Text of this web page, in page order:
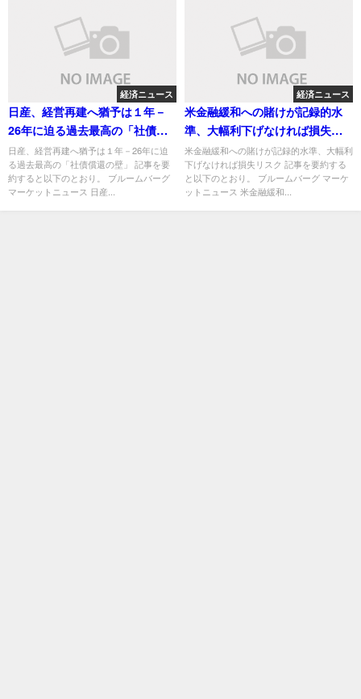
経済ニュース
日産、経営再建へ猶予は１年－
26年に迫る過去最高の「社債償
還の壁」
日産、経営再建へ猶予は１年－26年に迫
る過去最高の「社債償還の壁」 記事を要
約すると以下のとおり。 ブルームバーグ
マーケットニュース 日産...
経済ニュース
米金融緩和への賭けが記録的水
準、大幅利下げなければ損失リ
スク
米金融緩和への賭けが記録的水準、大幅利
下げなければ損失リスク 記事を要約する
と以下のとおり。 ブルームバーグ マーケ
ットニュース 米金融緩和...